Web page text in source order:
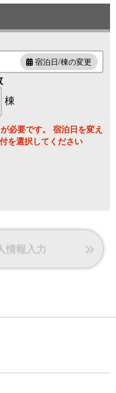
宿泊日/棟の変更
棟
必要です。 宿泊日を変え
を選択してください
情報入力